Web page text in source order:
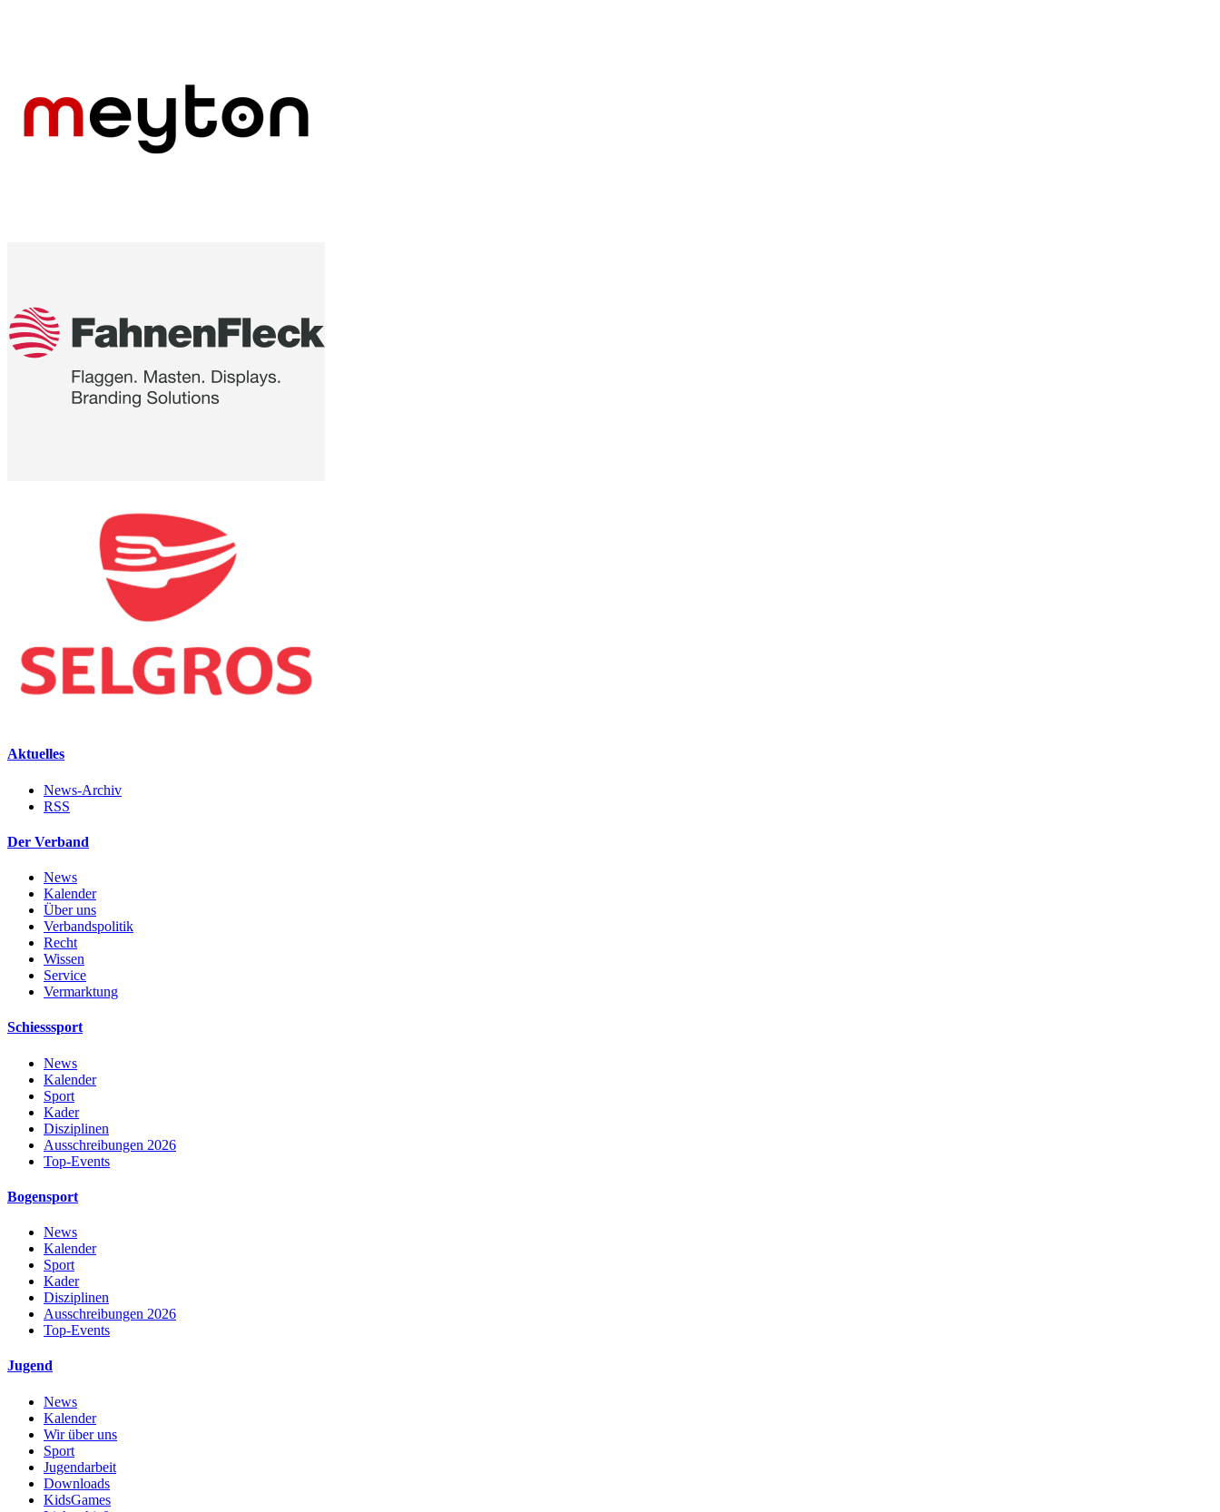
Aktuelles
News-Archiv
RSS
Der Verband
News
Kalender
Über uns
Verbandspolitik
Recht
Wissen
Service
Vermarktung
Schiesssport
News
Kalender
Sport
Kader
Disziplinen
Ausschreibungen 2026
Top-Events
Bogensport
News
Kalender
Sport
Kader
Disziplinen
Ausschreibungen 2026
Top-Events
Jugend
News
Kalender
Wir über uns
Sport
Jugendarbeit
Downloads
KidsGames